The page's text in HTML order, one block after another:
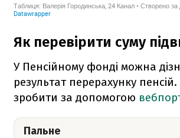
Як перевірити суму
У Пенсійному фонді можна
результат перерахунку
зробити за допомогою
Пальне